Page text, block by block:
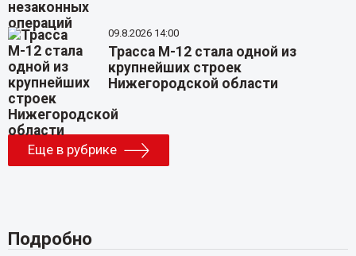
09.8.2026 14:00
Трасса М-12 стала одной из
крупнейших строек
Нижегородской области
Еще в рубрике
Подробно